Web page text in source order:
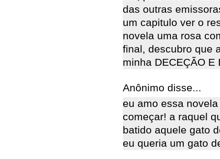
das outras
um capitulo ver o
novela uma rosa
final, descubro que
minha DECEÇÃO E
Anônimo disse...
eu amo essa
começar! a raquel
batido aquele gato
eu queria um gato